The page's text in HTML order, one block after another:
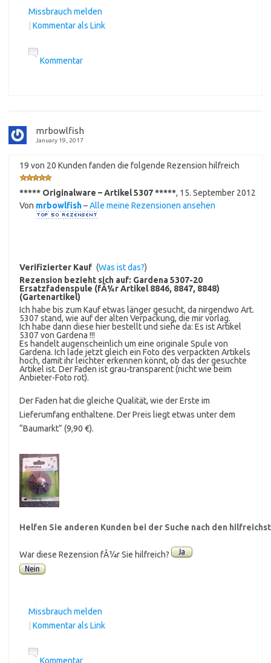
Missbrauch melden
Kommentar als Link
Kommentar
mrbowlfish
January 19, 2017
19 von 20 Kunden fanden die folgende Rezension hilfreich
***** Originalware – Artikel 5307 *****, 15. September 2012
Von mrbowlfish–Alle meine Rezensionen ansehen
Verifizierter Kauf (Was ist das?)
Rezension bezieht sich auf: Gardena 5307-20
Ersatzfadenspule (fÃ¼r Artikel 8846, 8847, 8848)
(Gartenartikel)
Ich habe bis zum Kauf etwas länger gesucht, da nirgendwo Art.
5307 stand, wie auf der alten Verpackung, die mir vorlag.
Ich habe dann diese hier bestellt und siehe da: Es ist Artikel
5307 von Gardena !!!
Es handelt augenscheinlich um eine originale Spule von
Gardena. Ich lade jetzt gleich ein Foto des verpackten Artikels
hoch, damit ihr leichter erkennen könnt, ob das der gesuchte
Artikel ist. Der Faden ist grau-transparent (nicht wie beim
Anbieter-Foto rot).
Der Faden hat die gleiche Qualität, wie der Erste im
Lieferumfang enthaltene. Der Preis liegt etwas unter dem
“Baumarkt” (9,90 €).
Helfen Sie anderen Kunden bei der Suche nach den
War diese Rezension fÃ¼r Sie hilfreich?
Missbrauch melden
Kommentar als Link
Kommentar